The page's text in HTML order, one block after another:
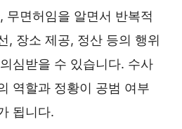
무면허임을 알면서 반복적
, 장소 제공, 정산 등의 행위
심받을 수 있습니다. 수사
역할과 정황이 공범 여부
됩니다.